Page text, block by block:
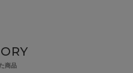
商品